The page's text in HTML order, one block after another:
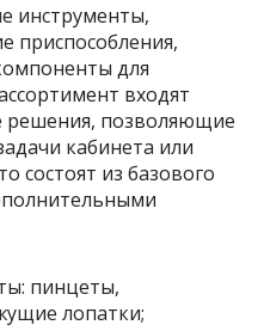
инструменты,
для
входят
решения, позволяющие
кабинета или
состоят из базового
пинцеты,
лопатки;